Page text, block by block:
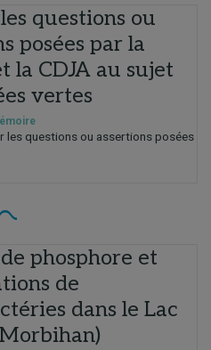
questions ou
posées par la
la CDJA au sujet
vertes
les questions ou assertions posées
phosphore et
de
dans le Lac